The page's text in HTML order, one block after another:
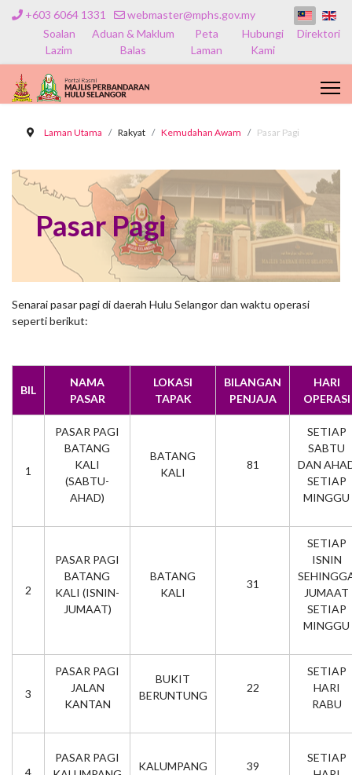
+603 6064 1331
webmaster@mphs.gov.my
Soalan
Lazim
Aduan & Maklum
Balas
Peta
Laman
Hubungi
Kami
Direktori
Laman Utama Rakyat Kemudahan Awam Pasar Pagi
Pasar Pagi
Senarai pasar pagi di daerah Hulu Selangor dan waktu operasi
seperti berikut:
BIL
NAMA
PASAR
LOKASI
TAPAK
BILANGAN
PENJAJA
HARI
OPERASI
1
PASAR PAGI
BATANG
KALI
(SABTU-
AHAD)
BATANG
KALI
81
SETIAP
SABTU
DAN
SETIAP
MINGGU
2
PASAR PAGI
BATANG
KALI (ISNIN-
JUMAAT)
BATANG
KALI
31
SETIAP
ISNIN
JUMAAT
SETIAP
MINGGU
3
PASAR PAGI
JALAN
KANTAN
BUKIT
BERUNTUNG
22
SETIAP
HARI
RABU
4
PASAR PAGI
KALUMPANG 39
SETIAP